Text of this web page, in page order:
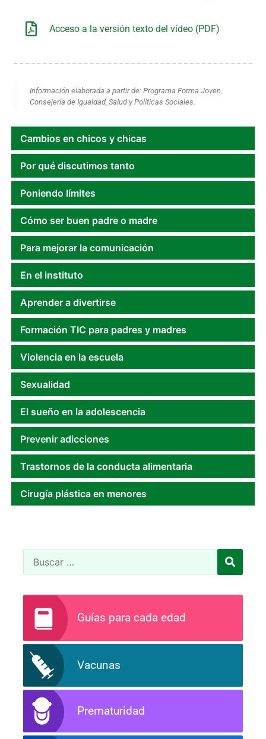
Acceso a la versión texto del vídeo (PDF)
Información elaborada a partir de: Programa Forma Joven.
Consejería de Igualdad, Salud y Políticas Sociales.
Cambios en chicos y chicas
Por qué discutimos tanto
Poniendo límites
Cómo ser buen padre o madre
Para mejorar la comunicación
En el instituto
Aprender a divertirse
Formación TIC para padres y madres
Violencia en la escuela
Sexualidad
El sueño en la adolescencia
Prevenir adicciones
Trastornos de la conducta alimentaria
Cirugía plástica en menores
Guías para cada edad
Vacunas
Prematuridad